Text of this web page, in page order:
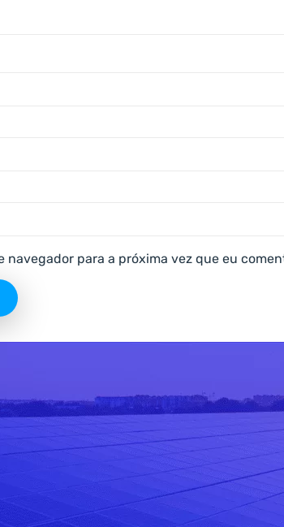
navegador para a próxima vez que eu